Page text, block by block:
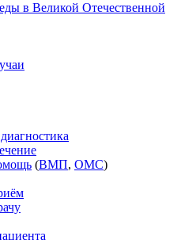
в Великой Отечественной
(ВМП, ОМС)